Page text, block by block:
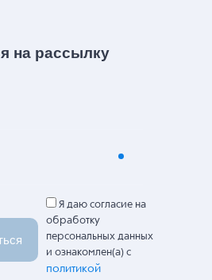
на рассылку
Я даю согласие на
обработку
персональных данных
и ознакомлен(а) с
политикой